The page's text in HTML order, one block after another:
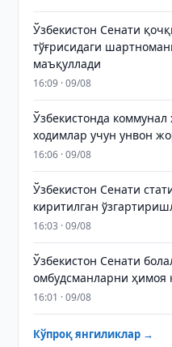
Ўзбекистон Сенати
тўғрисидаги
маъқуллади
16:09 · 09/08
Ўзбекистонда коммунал
ходимлар учун унвон
16:06 · 09/08
Ўзбекистон Сенати
киритилган
16:03 · 09/08
Ўзбекистон Сенати
омбудсманларни
16:01 · 09/08
Кўпроқ янгиликлар →